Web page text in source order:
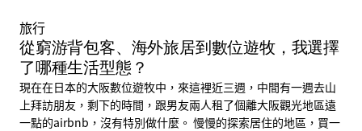
旅行
從窮游背包客、海外旅居到數位遊牧，我選擇
了哪種生活型態？
現在在日本的大阪數位遊牧中，來這裡近三週，中間有一週去山
上拜訪朋友，剩下的時間，跟男友兩人租了個離大阪觀光地區遠
一點的airbnb，沒有特別做什麼。 慢慢的探索居住的地區，買一